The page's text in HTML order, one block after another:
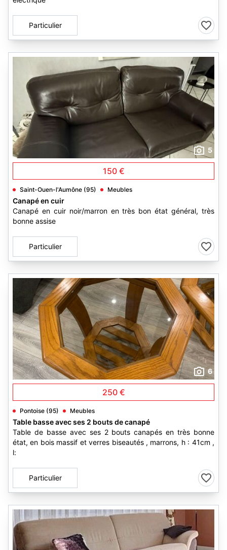
Particulier
5
150 €
Saint-Ouen-l'Aumône (95) Meubles
Canapé en cuir
Canapé en cuir noir/marron en très bon état général, très
bonne assise
Particulier
6
250 €
Pontoise (95) Meubles
Table basse avec ses 2 bouts de canapé
Table de basse avec ses 2 bouts canapés en très bonne
état, en bois massif et verres biseautés , marrons, h : 41cm ,
l:
Particulier